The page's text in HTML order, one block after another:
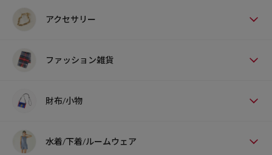
アクセサリー
ファッション雑貨
財布/小物
水着/下着/ルームウェア